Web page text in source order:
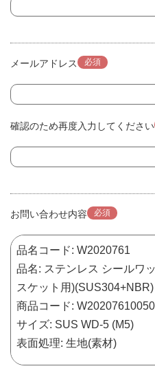
メールアドレス 必須
確認のため再度入力してください
お問い合わせ内容 必須